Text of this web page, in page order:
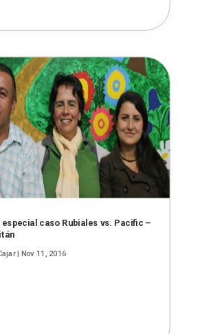
caso Rubiales vs. Pacific –
| Nov 11, 2016